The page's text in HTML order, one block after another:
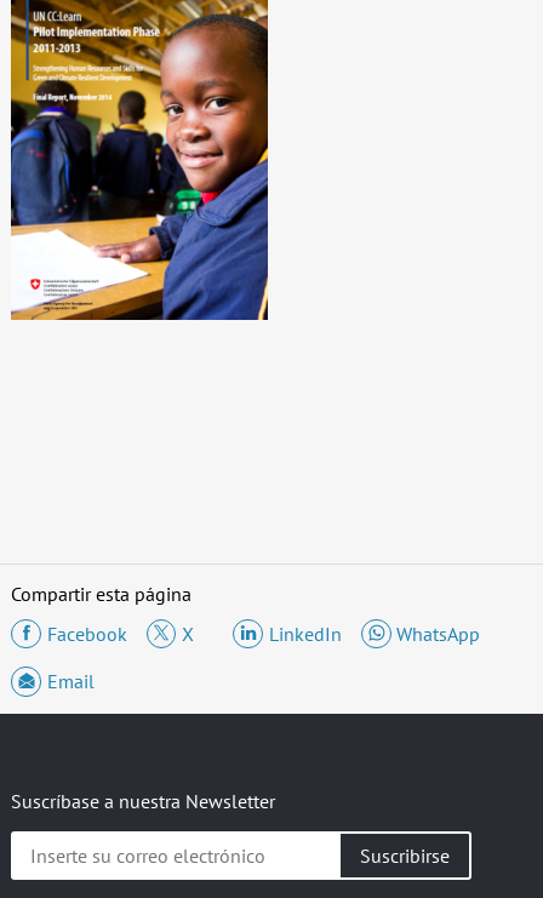
Compartir esta página
Facebook
X LinkedIn
WhatsApp
Email
Suscríbase a nuestra Newsletter